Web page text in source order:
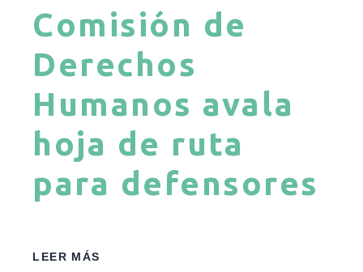
Comisión de
Derechos
Humanos avala
hoja de ruta
para defensores
LEER MÁS